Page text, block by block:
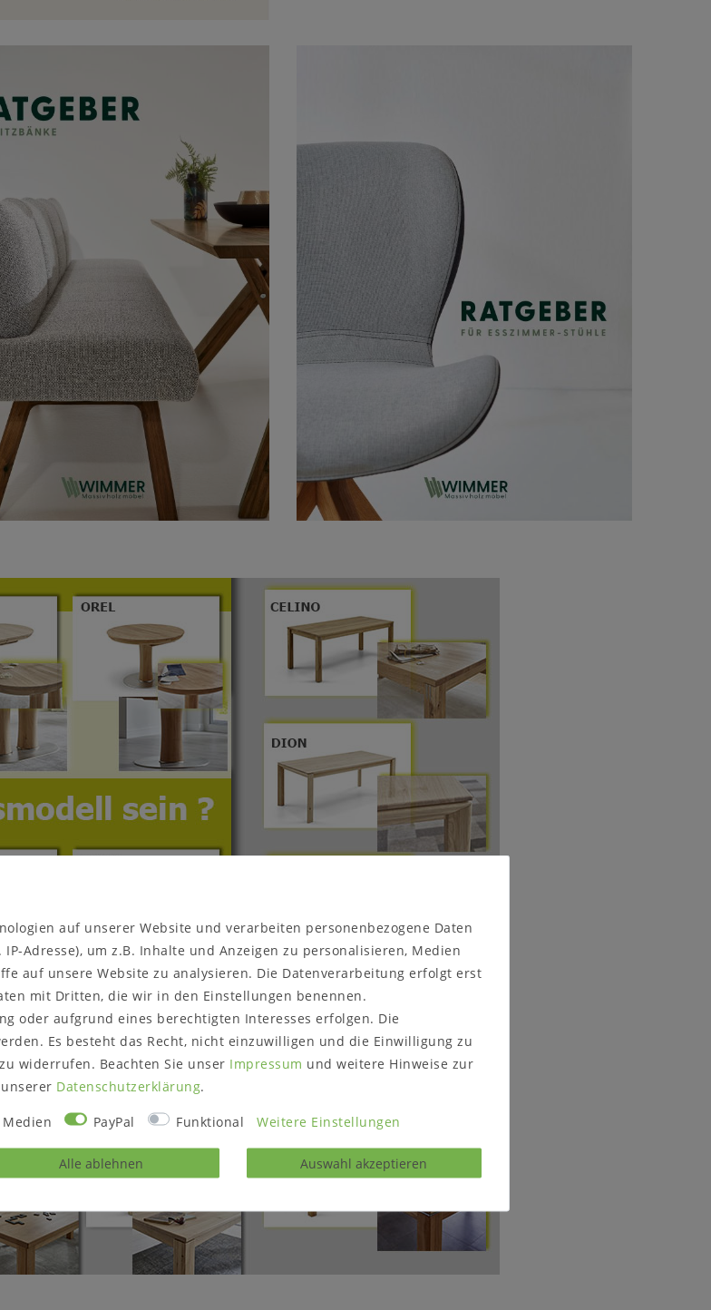
auf unserer Website und verarbeiten personenbezogene Daten
Adresse), um z.B. Inhalte und Anzeigen zu personalisieren, Medien
auf unsere Website zu analysieren. Die Datenverarbeitung erfolgt erst
mit Dritten, die wir in den Einstellungen benennen.
oder aufgrund eines berechtigten Interesses erfolgen. Die
Es besteht das Recht, nicht einzuwilligen und die Einwilligung zu
widerrufen. Beachten Sie unser Impressum und weitere Hinweise zur
Daten­schutz­erklärung.
PayPal Funktional Weitere Einstellungen
Alle ablehnen Auswahl akzeptieren